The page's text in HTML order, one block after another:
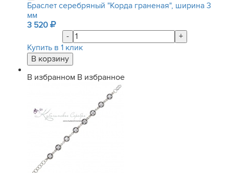
Браслет серебряный "Корда граненая", ширина 3
мм
3 520
-
+
Купить в 1 клик
В избранном В избранное